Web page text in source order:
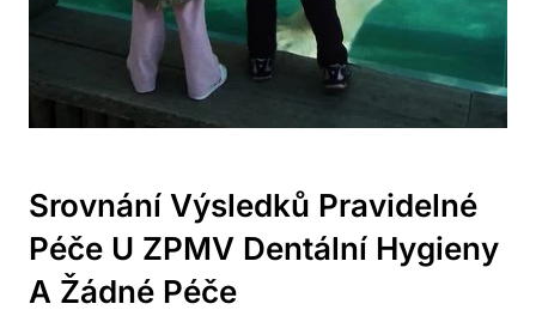
Srovnání Výsledků Pravidelné
Péče U ZPMV Dentální Hygieny
A Žádné Péče